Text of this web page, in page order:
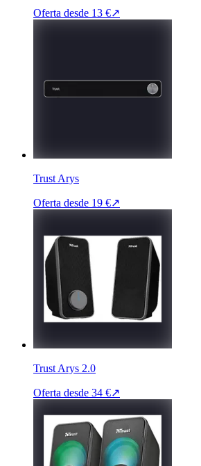
Oferta desde 13 €↗
Trust Arys
Oferta desde 19 €↗
Trust Arys 2.0
Oferta desde 34 €↗